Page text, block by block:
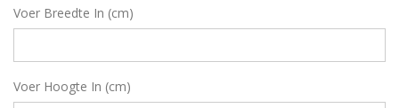
Voer Breedte In (cm)
Voer Hoogte In (cm)